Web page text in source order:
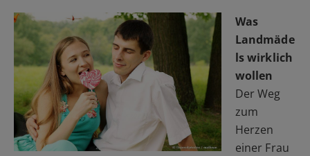
Was
Landmäde
ls wirklich
wollen
Der Weg
zum
Herzen
einer Frau